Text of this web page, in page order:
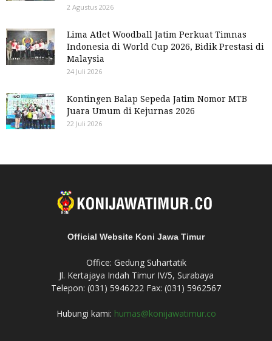
2 Agustus 2026
Lima Atlet Woodball Jatim Perkuat Timnas
Indonesia di World Cup 2026, Bidik Prestasi di
Malaysia
24 Juli 2026
Kontingen Balap Sepeda Jatim Nomor MTB
Juara Umum di Kejurnas 2026
22 Juli 2026
Official Website Koni Jawa Timur
Office: Gedung Suhartatik
Jl. Kertajaya Indah Timur IV/5, Surabaya
Telepon: (031) 5946222 Fax: (031) 5962567
Hubungi kami: humas@konijawatimur.co